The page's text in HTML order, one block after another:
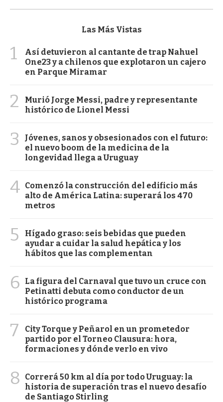
Las Más Vistas
1
Así detuvieron al cantante de trap Nahuel
One23 y a chilenos que explotaron un cajero
en Parque Miramar
2
Murió Jorge Messi, padre y representante
histórico de Lionel Messi
3
Jóvenes, sanos y obsesionados con el futuro:
el nuevo boom de la medicina de la
longevidad llega a Uruguay
4 Comenzó la construcción del edificio más
alto de América Latina: superará los 470
metros
5
Hígado graso: seis bebidas que pueden
ayudar a cuidar la salud hepática y los
hábitos que las complementan
6
La figura del Carnaval que tuvo un cruce con
Petinatti debuta como conductor de un
histórico programa
7
City Torque y Peñarol en un prometedor
partido por el Torneo Clausura: hora,
formaciones y dónde verlo en vivo
8
Correrá 50 km al día por todo Uruguay: la
historia de superación tras el nuevo desafío
de Santiago Stirling